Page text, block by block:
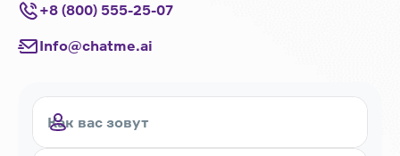
+8 (800) 555-25-07
Info@chatme.ai